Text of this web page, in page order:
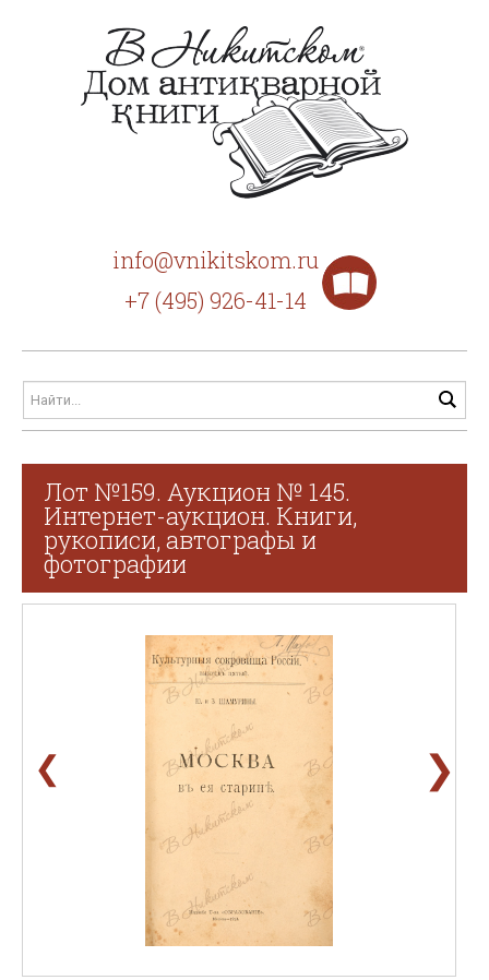
info@vnikitskom.ru
+7 (495) 926-41-14
Лот №159. Аукцион № 145.
Интернет-аукцион. Книги,
рукописи, автографы и
фотографии
❮ ❯